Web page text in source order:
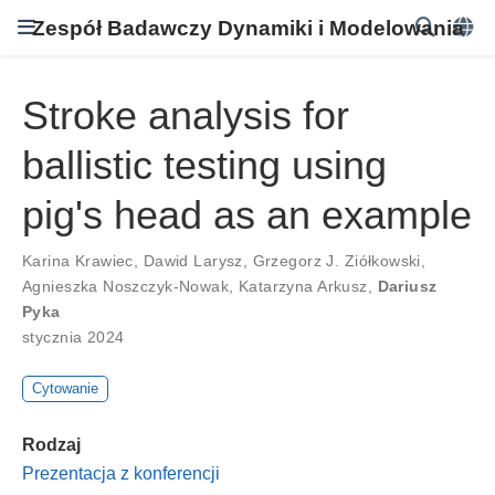
Zespół Badawczy Dynamiki i Modelowania
Stroke analysis for
ballistic testing using
pig's head as an example
Karina Krawiec, Dawid Larysz, Grzegorz J. Ziółkowski,
Agnieszka Noszczyk-Nowak, Katarzyna Arkusz, Dariusz
Pyka
stycznia 2024
Cytowanie
Rodzaj
Prezentacja z konferencji